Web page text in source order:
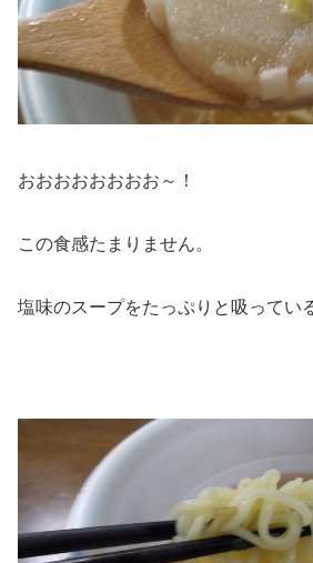
おおおおおおおお～！
この食感たまりません。
塩味のスープをたっぷりと吸ってい